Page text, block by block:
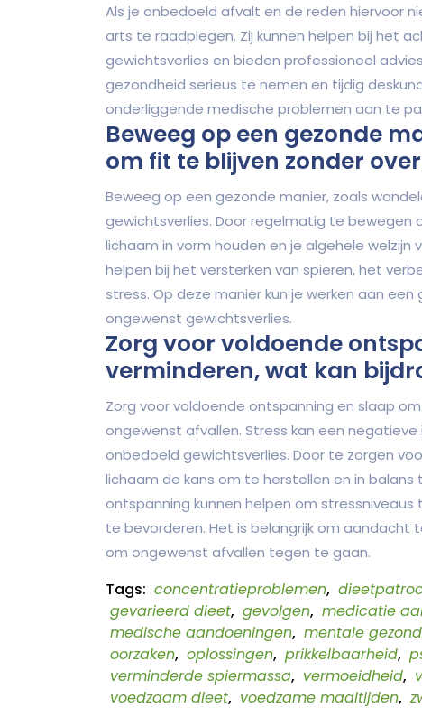
Als je onbedoeld afvalt en de reden hiervoor
arts te raadplegen. Zij kunnen helpen bij het
gewichtsverlies en bieden professioneel
gezondheid serieus te nemen en tijdig
onderliggende medische problemen aan te
Beweeg op een gezonde
om fit te blijven zonder
Beweeg op een gezonde manier, zoals
gewichtsverlies. Door regelmatig te bewegen
lichaam in vorm houden en je algehele
helpen bij het versterken van spieren, het
stress. Op deze manier kun je werken aan
ongewenst gewichtsverlies.
Zorg voor voldoende
verminderen, wat kan
Zorg voor voldoende ontspanning en slaap
ongewenst afvallen. Stress kan een
onbedoeld gewichtsverlies. Door te zorgen
lichaam de kans om te herstellen en in
ontspanning kunnen helpen om
te bevorderen. Het is belangrijk om aandacht
om ongewenst afvallen tegen te gaan.
Tags: concentratieproblemen,
gevarieerd dieet, gevolgen, medicatie
medische aandoeningen, mentale
oorzaken, oplossingen, prikkelbaarheid,
verminderde spiermassa, vermoeidheid,
voedzaam dieet, voedzame maaltijden,